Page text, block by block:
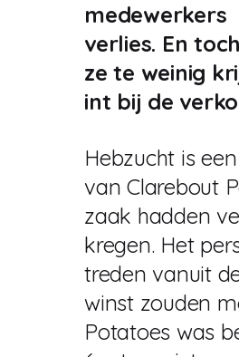
medewerkers
verlies. En
ze te weinig
int bij de
Hebzucht is
van Clarebout
zaak hadden
kregen. Het
treden vanuit
winst zouden
Potatoes was